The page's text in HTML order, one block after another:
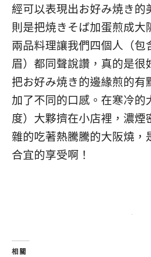
經可以表現出お好み焼き的
則是把焼きそば加蛋煎成大
兩品料理讓我們四個人（包
眉）都同聲說讚，真的是很
把お好み焼き的邊緣煎的有
加了不同的口感。在寒冷的
度）大夥擠在小店裡，濃煙
雜的吃著熱騰騰的大阪燒，
合宜的享受啊！
相關